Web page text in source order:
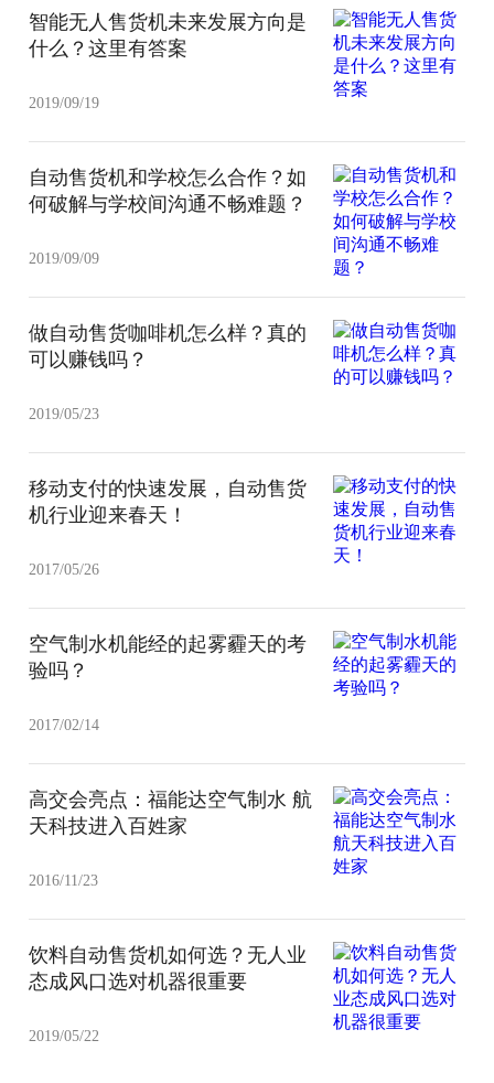
智能无人售货机未来发展方向是
什么？这里有答案
2019/09/19
自动售货机和学校怎么合作？如
何破解与学校间沟通不畅难题？
2019/09/09
做自动售货咖啡机怎么样？真的
可以赚钱吗？
2019/05/23
移动支付的快速发展，自动售货
机行业迎来春天！
2017/05/26
空气制水机能经的起雾霾天的考
验吗？
2017/02/14
高交会亮点：福能达空气制水 航
天科技进入百姓家
2016/11/23
饮料自动售货机如何选？无人业
态成风口选对机器很重要
2019/05/22